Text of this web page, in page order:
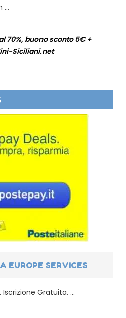
...
70%, buono sconto 5€ +
Siciliani.net
EUROPE SERVICES
Gratuita. ...